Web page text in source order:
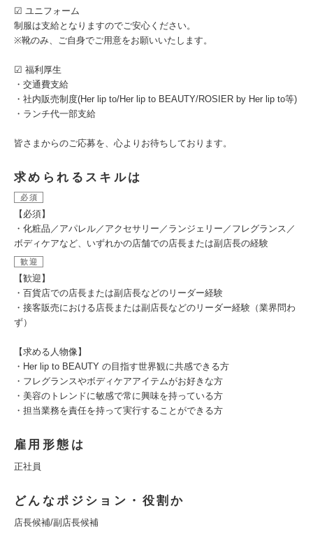
☑︎ ユニフォーム
制服は支給となりますのでご安心ください。
※靴のみ、ご自身でご用意をお願いいたします。
☑︎ 福利厚生
・交通費支給
・社内販売制度(Her lip to/Her lip to BEAUTY/ROSIER by Her lip to等)
・ランチ代一部支給
皆さまからのご応募を、心よりお待ちしております。
求められるスキルは
必須
【必須】
・化粧品／アパレル／アクセサリー／ランジェリー／フレグランス／
ボディケアなど、いずれかの店舗での店長または副店長の経験
歓迎
【歓迎】
・百貨店での店長または副店長などのリーダー経験
・接客販売における店長または副店長などのリーダー経験（業界問わ
ず）
【求める人物像】
・Her lip to BEAUTY の目指す世界観に共感できる方
・フレグランスやボディケアアイテムがお好きな方
・美容のトレンドに敏感で常に興味を持っている方
・担当業務を責任を持って実行することができる方
雇用形態は
正社員
どんなポジション・役割か
店長候補/副店長候補